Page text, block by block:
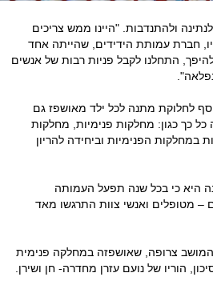
ולהתנדבות. "היינו ממש צריכים
חברת עמותת הידידים, שהייתה אחד
התחלנו לקבל פניות רבות של אנשים
לחלוקת מתנה לכל ילד מאושפז גם
כל כך כגון: מחלקות פנימיות, מחלקות
במחלקות הפנימיות וביחידה להריון
היא כי בכל שנה תפעל העמותה
מטופלים ואנשי צוות התרגשו מאד
צרופה, שאושפזה במחלקה פנימית
הוריו של נועם עזרן מחדרה- חן ושירן.